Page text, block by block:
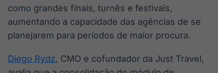
como grandes finais, turnês e festivais,
aumentando a capacidade das agências de se
planejarem para períodos de maior procura.
Diego Rydz, CMO e cofundador da Just Travel,